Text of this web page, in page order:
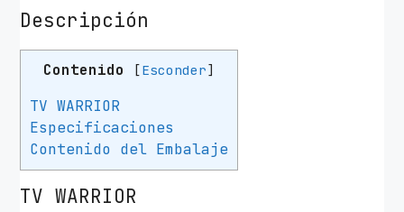
S
m
a
N
G
Descripción
Contenido [Esconder]
TV WARRIOR
Especificaciones
Contenido del Embalaje
TV WARRIOR